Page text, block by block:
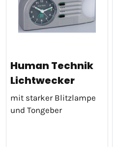
Human Technik
Lichtwecker
mit starker Blitzlampe
und Tongeber